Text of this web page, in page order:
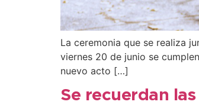
La ceremonia que se realiza
viernes 20 de junio se
nuevo acto […]
Se recuerdan